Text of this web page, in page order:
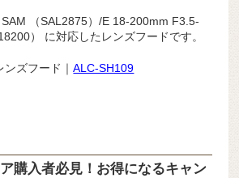
（SAL2875）/E 18-200mm F3.5-
） に対応したレンズフードです。
ンズフード｜ALC-SH109
購入者必見！お得になるキャン